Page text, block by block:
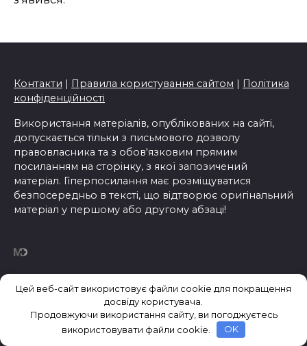
Контакти | Правила користування сайтом | Політика
конфіденційності
Використання матеріалів, опублікованих на сайті,
допускається тільки з письмового дозволу
правовласника та з обов'язковим прямим
посиланням на сторінку, з якої запозичений
матеріал. Гіперпосилання має розміщуватися
безпосередньо в тексті, що відтворює оригінальний
матеріал у першому або другому абзаці!
Як екологічний скраб дл...
Харчування в готелі на ...
Як пережити біль у спин...
Трюмо в интерьере &#821...
Цей веб-сайт використовує файли cookie для покращення
досвіду користувача.
Продовжуючи використання сайту, ви погоджуєтесь
використовувати файли cookie.
OK